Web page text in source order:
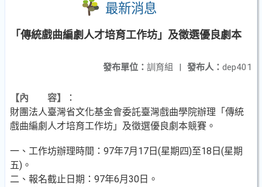
最新消息
「傳統戲曲編劇人才培育工作坊」及徵選優良劇本
發布人： dep401
發布單位： 訓育組 |
【內 容】
：
財團法人臺灣省文化基金會委託臺灣戲曲學院辦理「傳統
戲曲編劇人才培育工作坊」及徵選優良劇本競賽。
一、工作坊辦理時間：97年7月17日(星期四)至18日(星期
五)。
二、報名截止日期：97年6月30日。